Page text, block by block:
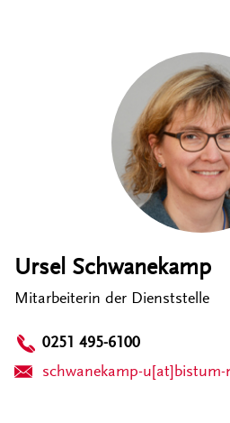
Ursel Schwanekamp
Mitarbeiterin der Dienststelle
0251 495-6100
schwanekamp-u[at]bistum-